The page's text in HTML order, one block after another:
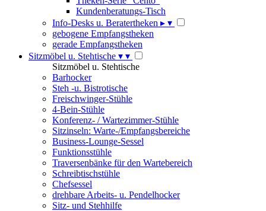
Kundenberatungs-Tisch
Info-Desks u. Beratertheken ▸ ▾
gebogene Empfangstheken
gerade Empfangstheken
Sitzmöbel u. Stehtische ▾ ▾
Sitzmöbel u. Stehtische
Barhocker
Steh -u. Bistrotische
Freischwinger-Stühle
4-Bein-Stühle
Konferenz- / Wartezimmer-Stühle
Sitzinseln: Warte-/Empfangsbereiche
Business-Lounge-Sessel
Funktionsstühle
Traversenbänke für den Wartebereich
Schreibtischstühle
Chefsessel
drehbare Arbeits- u. Pendelhocker
Sitz- und Stehhilfe